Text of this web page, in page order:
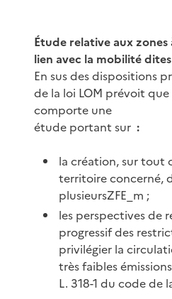
Étude relative aux zones
lien avec la mobilité
En sus des dispositions
de la loi LOM prévoit
comporte une
étude portant sur :
la création, sur tout
territoire concerné,
plusieursZFE_m ;
les perspectives de
progressif des
privilégier la
très faibles
L. 318-1 du code de